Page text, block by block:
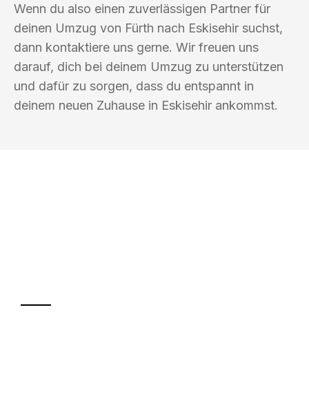
Wenn du also einen zuverlässigen Partner für
deinen Umzug von Fürth nach Eskisehir suchst,
dann kontaktiere uns gerne. Wir freuen uns
darauf, dich bei deinem Umzug zu unterstützen
und dafür zu sorgen, dass du entspannt in
deinem neuen Zuhause in Eskisehir ankommst.